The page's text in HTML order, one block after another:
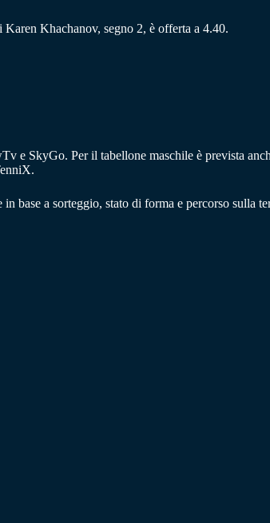
Khachanov, segno 2, è offerta a 4.40.
e SkyGo. Per il tabellone maschile è prevista
base a sorteggio, stato di forma e percorso sulla